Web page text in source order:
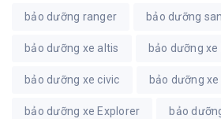
bảo dưỡng ranger bảo dưỡng
bảo dưỡng xe altis bảo dưỡng xe
bảo dưỡng xe civic bảo dưỡng xe
bảo dưỡng xe Explorer bảo